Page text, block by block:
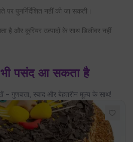
पसंद आ सकता है
– गुणवत्ता, स्वाद और बेहतरीन मूल्य के साथ!
लायन किंग केक
650.00